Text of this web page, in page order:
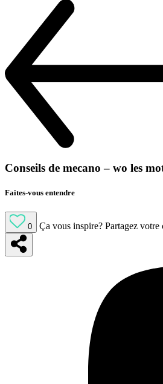
Conseils de mecano – wo les
Faites-vous entendre
0 Ça vous inspire? Partagez